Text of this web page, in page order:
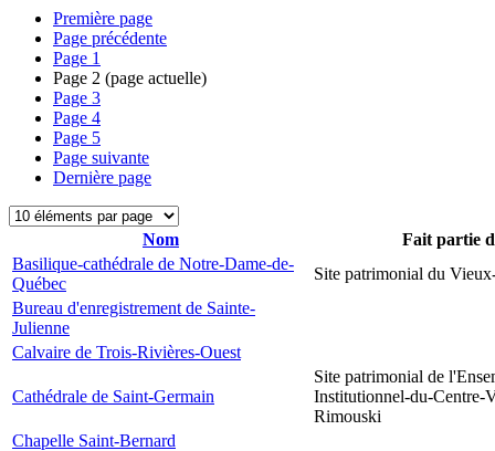
Première page
Page précédente
Page 1
Page 2 (page actuelle)
Page 3
Page 4
Page 5
Page suivante
Dernière page
Nom
Fait partie
Basilique-cathédrale de Notre-Dame-de-
Québec
Site patrimonial du
Bureau d'enregistrement de Sainte-
Julienne
Calvaire de Trois-Rivières-Ouest
Cathédrale de Saint-Germain
Site patrimonial de
Institutionnel-du-Centre-
Rimouski
Chapelle Saint-Bernard